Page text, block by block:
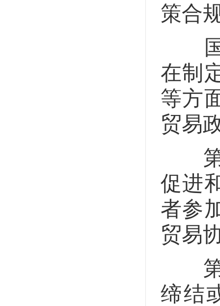
策合
国
在制
等方
贸易
第
促进
者参
贸易
第
缔结